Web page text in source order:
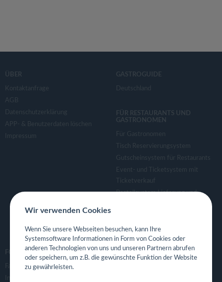
ÜBER
Kontaktanfrage
AGB
Datenschutzerklärung
APP- & Benutzerdaten löschen
Impressum
GASTROGUIDE
Deutschland
FÜR RESTAURANTS UND
GASTRONOMEN
Für Gastronomen
Tisch Reservierungsystem
Gutscheinsystem für Restaurants
Event- und Ticketsystem mit
Ticketverkauf
Bestellsystem Lieferung und
Eigene App für Restaurant
FOLGE UNS
Facebook
Instagram
Wir verwenden Cookies
Wenn Sie unsere Webseiten besuchen, kann Ihre
Systemsoftware Informationen in Form von Cookies oder
anderen Technologien von uns und unseren Partnern abrufen
oder speichern, um z.B. die gewünschte Funktion der Website
zu gewährleisten.